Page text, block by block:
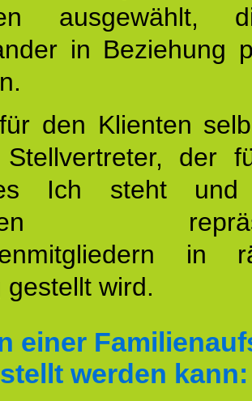
ausgewählt,
in Beziehung
den Klienten
der
Ich steht
in
gestellt wird.
einer
werden kann: